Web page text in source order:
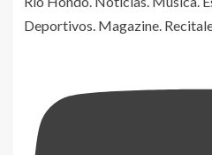
Deportivos. Magazine.